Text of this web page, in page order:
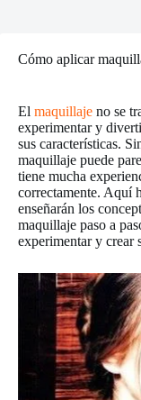
Cómo aplicar
El maquillaje no se
experimentar y
sus características.
maquillaje puede
tiene mucha
correctamente. Aquí
enseñarán los
maquillaje paso a
experimentar y crear